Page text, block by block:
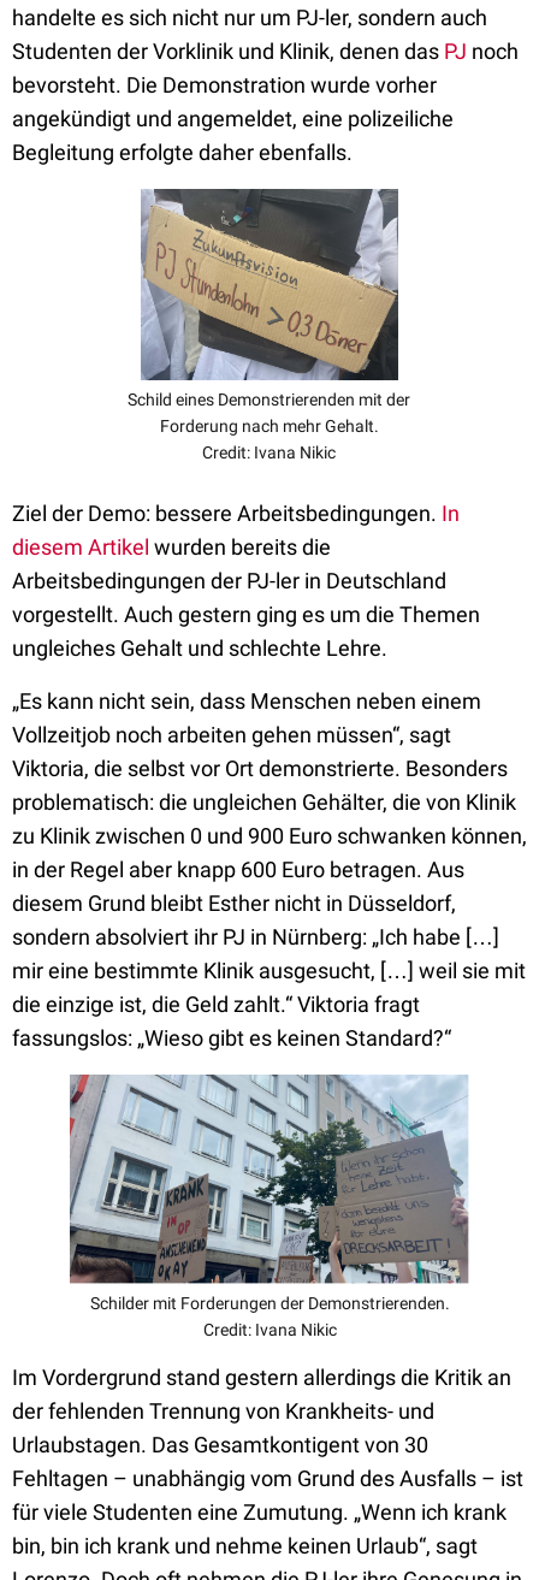
handelte es sich nicht nur um PJ-ler, sondern auch
Studenten der Vorklinik und Klinik, denen das PJ noch
bevorsteht. Die Demonstration wurde vorher
angekündigt und angemeldet, eine polizeiliche
Begleitung erfolgte daher ebenfalls.
Schild eines Demonstrierenden mit der
Forderung nach mehr Gehalt.
Credit: Ivana Nikic
Ziel der Demo: bessere Arbeitsbedingungen. In
diesem Artikel wurden bereits die
Arbeitsbedingungen der PJ-ler in Deutschland
vorgestellt. Auch gestern ging es um die Themen
ungleiches Gehalt und schlechte Lehre.
„Es kann nicht sein, dass Menschen neben einem
Vollzeitjob noch arbeiten gehen müssen“, sagt
Viktoria, die selbst vor Ort demonstrierte. Besonders
problematisch: die ungleichen Gehälter, die von Klinik
zu Klinik zwischen 0 und 900 Euro schwanken können,
in der Regel aber knapp 600 Euro betragen. Aus
diesem Grund bleibt Esther nicht in Düsseldorf,
sondern absolviert ihr PJ in Nürnberg: „Ich habe […]
mir eine bestimmte Klinik ausgesucht, […] weil sie mit
die einzige ist, die Geld zahlt.“ Viktoria fragt
fassungslos: „Wieso gibt es keinen Standard?“
Schilder mit Forderungen der Demonstrierenden.
Credit: Ivana Nikic
Im Vordergrund stand gestern allerdings die Kritik an
der fehlenden Trennung von Krankheits- und
Urlaubstagen. Das Gesamtkontigent von 30
Fehltagen – unabhängig vom Grund des Ausfalls – ist
für viele Studenten eine Zumutung. „Wenn ich krank
bin, bin ich krank und nehme keinen Urlaub“, sagt